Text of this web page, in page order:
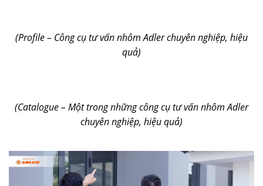
(Profile – Công cụ tư vấn nhôm Adler chuyên nghiệp, hiệu
quả)
(Catalogue – Một trong những công cụ tư vấn nhôm Adler
chuyên nghiệp, hiệu quả)